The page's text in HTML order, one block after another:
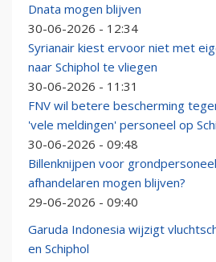
Dnata mogen blijven
30-06-2026 - 12:34
Syrianair kiest ervoor niet met
naar Schiphol te vliegen
30-06-2026 - 11:31
FNV wil betere bescherming
'vele meldingen' personeel op
30-06-2026 - 09:48
Billenknijpen voor
afhandelaren mogen blijven?
29-06-2026 - 09:40
Garuda Indonesia wijzigt
en Schiphol